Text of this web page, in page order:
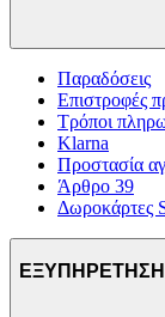
Παραδόσεις
Επιστροφές
Τρόποι
Klarna
Προστασία
Άρθρο 39
Δωροκάρτες